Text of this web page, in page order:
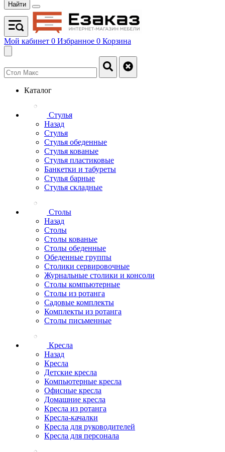
Найти
Мой кабинет 0 Избранное 0 Корзина
Каталог
Стулья
Назад
Стулья
Стулья обеденные
Стулья кованые
Стулья пластиковые
Банкетки и табуреты
Стулья барные
Стулья складные
Столы
Назад
Столы
Столы кованые
Столы обеденные
Обеденные группы
Столики сервировочные
Журнальные столики и консоли
Столы компьютерные
Столы из ротанга
Садовые комплекты
Комплекты из ротанга
Столы письменные
Кресла
Назад
Кресла
Детские кресла
Компьютерные кресла
Офисные кресла
Домашние кресла
Кресла из ротанга
Кресла-качалки
Кресла для руководителей
Кресла для персонала